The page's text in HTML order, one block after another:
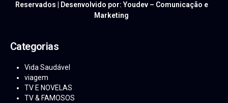
Reservados | Desenvolvido por: Youdev – Comunicação e
Marketing
Categorias
Vida Saudável
viagem
TV E NOVELAS
TV & FAMOSOS